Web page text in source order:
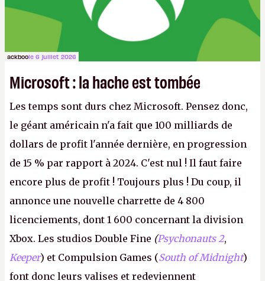
ackboole 6 juillet 2026
Microsoft : la hache est tombée
Les temps sont durs chez Microsoft. Pensez donc,
le géant américain n'a fait que 100 milliards de
dollars de profit l'année dernière, en progression
de 15 % par rapport à 2024. C'est nul ! Il faut faire
encore plus de profit ! Toujours plus ! Du coup, il
annonce une nouvelle charrette de 4 800
licenciements, dont 1 600 concernant la division
Xbox. Les studios Double Fine (Psychonauts 2,
Keeper) et Compulsion Games (South of Midnight)
font donc leurs valises et redeviennent